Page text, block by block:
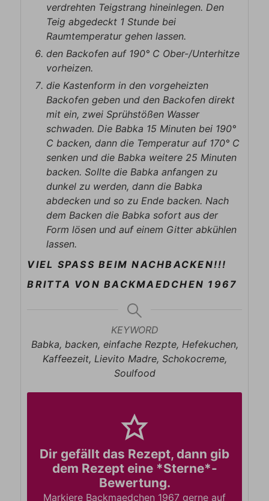
verdrehten Teigstrang hineinlegen. Den
Teig abgedeckt 1 Stunde bei
Raumtemperatur gehen lassen.
den Backofen auf 190° C Ober-/Unterhitze
vorheizen.
die Kastenform in den vorgeheizten
Backofen geben und den Backofen direkt
mit ein, zwei Sprühstößen Wasser
schwaden. Die Babka 15 Minuten bei 190°
C backen, dann die Temperatur auf 170° C
senken und die Babka weitere 25 Minuten
backen. Sollte die Babka anfangen zu
dunkel zu werden, dann die Babka
abdecken und so zu Ende backen. Nach
dem Backen die Babka sofort aus der
Form lösen und auf einem Gitter abkühlen
lassen.
VIEL SPASS BEIM NACHBACKEN!!!
BRITTA VON BACKMAEDCHEN 1967
KEYWORD
Babka, backen, einfache Rezpte, Hefekuchen,
Kaffeezeit, Lievito Madre, Schokocreme,
Soulfood
Dir gefällt das Rezept, dann gib
dem Rezept eine *Sterne*-
Bewertung.
Markiere Backmaedchen 1967 gerne auf